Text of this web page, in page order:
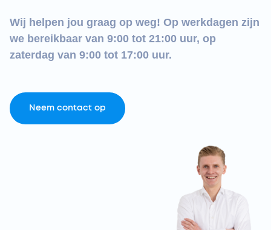
Wij helpen jou graag op weg! Op werkdagen zijn
we bereikbaar van 9:00 tot 21:00 uur, op
zaterdag van 9:00 tot 17:00 uur.
Neem contact op